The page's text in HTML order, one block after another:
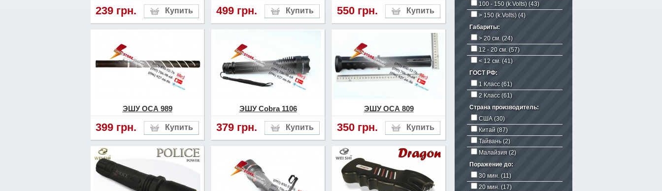
100 - 150 (k.Volts) (43)
> 150 (k.Volts) (4)
Габариты:
> 20 см. (24)
12 - 20 см. (57)
< 12 см. (41)
ГОСТ РФ:
1 Класс (61)
2 Класс (61)
Страна производитель:
США(30)
Китай (87)
Тайвань(2)
Малайзия (2)
Поражение до:
30 мин. (11)
20 мин. (17)
Мощные электрошокеры
В эту категорию уже относятся изделия, которые наделены очень большой мощностью. Применение такого
устройства на слабом организме нападающего может привести к смерти. Многие модели из этой категории, в
большинстве стран мира запрещены для свободной продажи и применяются как табельное оружие исключительно
сотрудниками армейских подразделений или сотрудниками силовых структур и ведомств.
Электрошокерытакже можно разделить на модели контактного и дистанционного типа. К дистанционным моделям,
относят изделия, которые выполнены в форме пистолета и электроды выстреливаются на определённое
расстояние с помощью специальных пиротехнических патронов. Такие устройства достаточно дорогие и расходные
материалы не всегда есть в продаже. К контактным электрошокерам, относятся устройства представленные в
нашем интернет магазине, которым для передачи разряда необходим непосредственный контакт с поражаемой
239 грн. 499 грн. 550 грн.
ЭШУ ОСА 989
399 грн.
ЭШУ Cobra 1106
379 грн.
ЭШУ ОСА 809
350 грн.